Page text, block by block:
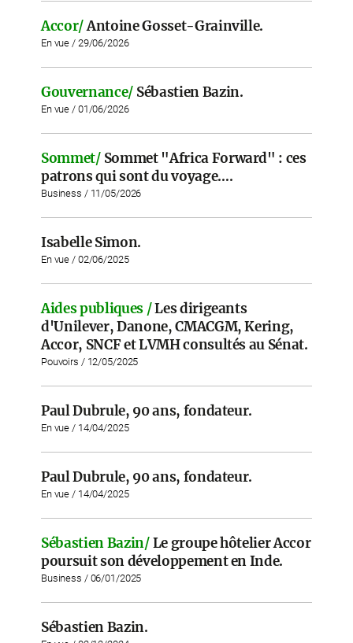
Accor/Antoine Gosset-Grainville.
En vue / 29/06/2026
Gouvernance/ Sébastien Bazin.
En vue / 01/06/2026
Sommet/ Sommet "Africa Forward" : ces
patrons qui sont du voyage….
Business / 11/05/2026
Isabelle Simon.
En vue / 02/06/2025
Aides publiques /Les dirigeants
d'Unilever, Danone, CMACGM, Kering,
Accor, SNCF et LVMH consultés au Sénat.
Pouvoirs / 12/05/2025
Paul Dubrule, 90 ans, fondateur.
En vue / 14/04/2025
Paul Dubrule, 90 ans, fondateur.
En vue / 14/04/2025
Sébastien Bazin/ Le groupe hôtelier Accor
poursuit son développement en Inde.
Business / 06/01/2025
Sébastien Bazin.